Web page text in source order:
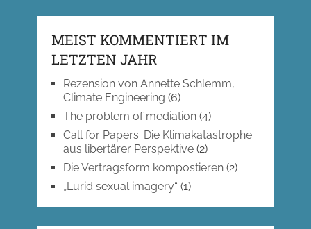
MEIST KOMMENTIERT IM
LETZTEN JAHR
Rezension von Annette Schlemm,
Climate Engineering (6)
The problem of mediation(4)
Call for Papers: Die Klimakatastrophe
aus libertärer Perspektive(2)
Die Vertragsform kompostieren(2)
„Lurid sexual imagery“ (1)